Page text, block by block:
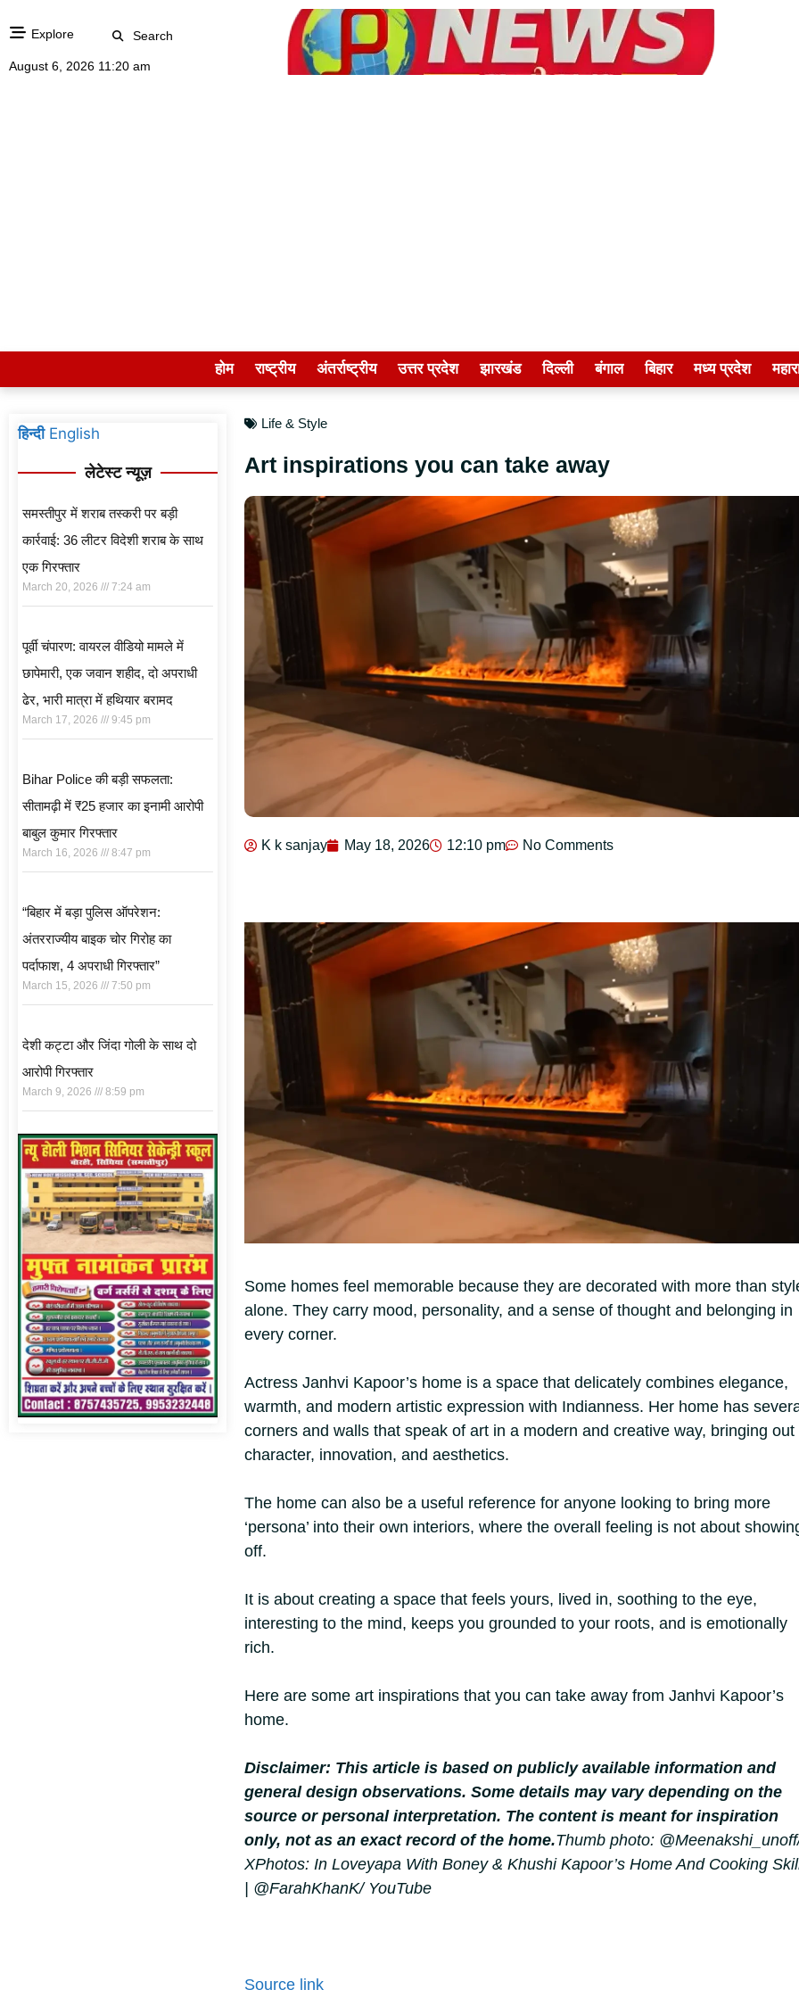
Explore Search
August 6, 2026 11:20 am
होम राष्ट्रीय अंतर्राष्ट्रीय उत्तर प्रदेश झारखंड दिल्ली बंगाल बिहार मध्य प्रदेश
हिन्दी English
लेटेस्ट न्यूज़
समस्तीपुर में शराब तस्करी पर बड़ी
कार्रवाई: 36 लीटर विदेशी शराब के साथ
एक गिरफ्तार
March 20, 2026 7:24 am
पूर्वी चंपारण: वायरल वीडियो मामले में
छापेमारी, एक जवान शहीद, दो अपराधी
ढेर, भारी मात्रा में हथियार बरामद
March 17, 2026 9:45 pm
Bihar Police की बड़ी सफलता:
सीतामढ़ी में ₹25 हजार का इनामी आरोपी
बाबुल कुमार गिरफ्तार
March 16, 2026 8:47 pm
“बिहार में बड़ा पुलिस ऑपरेशन:
अंतरराज्यीय बाइक चोर गिरोह का
पर्दाफाश, 4 अपराधी गिरफ्तार”
March 15, 2026 7:50 pm
देशी कट्टा और जिंदा गोली के साथ दो
आरोपी गिरफ्तार
March 9, 2026 8:59 pm
Life & Style
Art inspirations you can take away
K k sanjay May 18, 2026 12:10 pm No Comments
​Some homes feel memorable because they are decorated with more than
alone. They carry mood, personality, and a sense of thought and belonging in
every corner.
Actress Janhvi Kapoor’s home is a space that delicately combines elegance,
warmth, and modern artistic expression with Indianness. Her home has
corners and walls that speak of art in a modern and creative way, bringing out
character, innovation, and aesthetics.
The home can also be a useful reference for anyone looking to bring more
‘persona’ into their own interiors, where the overall feeling is not about
off.
It is about creating a space that feels yours, lived in, soothing to the eye,
interesting to the mind, keeps you grounded to your roots, and is emotionally
rich.
Here are some art inspirations that you can take away from Janhvi Kapoor’s
home.
Disclaimer: This article is based on publicly available information and
general design observations. Some details may vary depending on the
source or personal interpretation. The content is meant for inspiration
only, not as an exact record of the home.Thumb photo:
XPhotos: In Loveyapa With Boney & Khushi Kapoor’s Home And Cooking
| ‪@FarahKhanK‬/ YouTube
Source link